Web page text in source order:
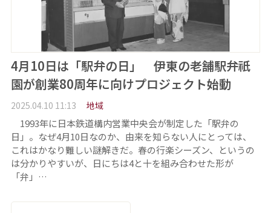
4月10日は「駅弁の日」 伊東の老舗駅弁祇
園が創業80周年に向けプロジェクト始動
2025.04.10 11:13 地域
1993年に日本鉄道構内営業中央会が制定した「駅弁の
日」。なぜ4月10日なのか、由来を知らない人にとっては、
これはかなり難しい謎解きだ。春の行楽シーズン、というの
は分かりやすいが、日にちは4と十を組み合わせた形が
「弁」…